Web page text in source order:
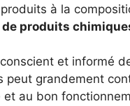
à la
produits
et informé
peut grandement
et au bon